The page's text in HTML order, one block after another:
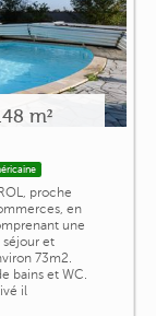
m²
proche
en
une
et
73m2.
bains et WC.
il